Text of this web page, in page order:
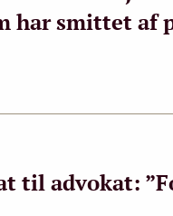
har smittet af
til advokat: